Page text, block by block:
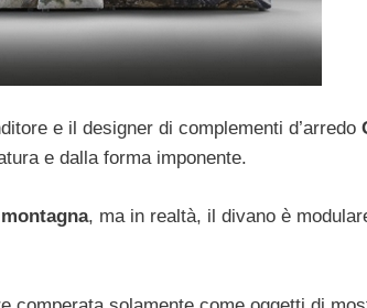
e il designer di complementi d’arredo
e dalla forma imponente.
, ma in realtà, il divano è